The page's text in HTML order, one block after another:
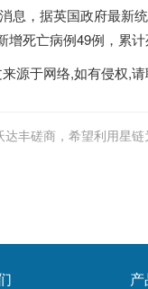
息，据英国政府最新
增死亡病例49例，累计
源于网络,如有侵权,
达丰磋商，希望利用星